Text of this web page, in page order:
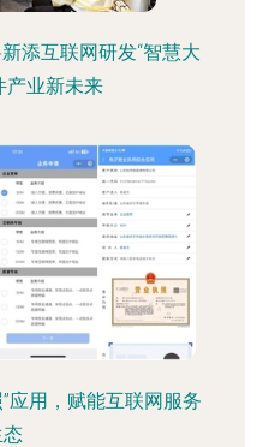
添互联网研发“智慧大
产业新未来
应用，赋能互联网服务
态